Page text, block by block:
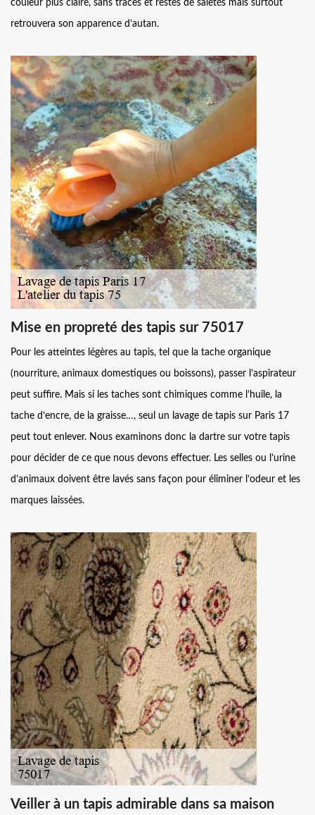
couleur plus claire, sans traces et restes de saletés mais surtout
retrouvera son apparence d’autan.
Mise en propreté des tapis sur 75017
Pour les atteintes légères au tapis, tel que la tache organique
(nourriture, animaux domestiques ou boissons), passer l’aspirateur
peut suffire. Mais si les taches sont chimiques comme l’huile, la
tache d’encre, de la graisse…, seul un lavage de tapis sur Paris 17
peut tout enlever. Nous examinons donc la dartre sur votre tapis
pour décider de ce que nous devons effectuer. Les selles ou l’urine
d’animaux doivent être lavés sans façon pour éliminer l’odeur et les
marques laissées.
Veiller à un tapis admirable dans sa maison